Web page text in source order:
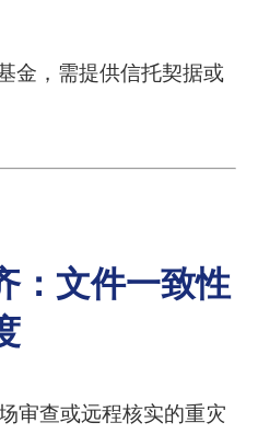
金，需提供信托契据或
：文件一致性
审查或远程核实的重灾